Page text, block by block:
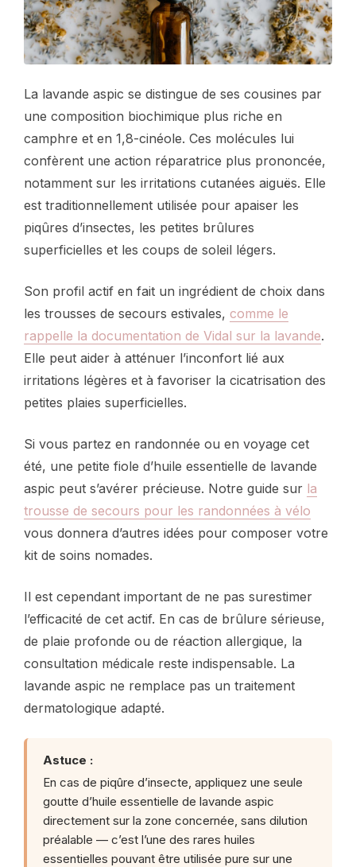
La lavande aspic se distingue de ses cousines par
une composition biochimique plus riche en
camphre et en 1,8-cinéole. Ces molécules lui
confèrent une action réparatrice plus prononcée,
notamment sur les irritations cutanées aiguës. Elle
est traditionnellement utilisée pour apaiser les
piqûres d’insectes, les petites brûlures
superficielles et les coups de soleil légers.
Son profil actif en fait un ingrédient de choix dans
les trousses de secours estivales, comme le
rappelle la documentation de Vidal sur la lavande.
Elle peut aider à atténuer l’inconfort lié aux
irritations légères et à favoriser la cicatrisation des
petites plaies superficielles.
Si vous partez en randonnée ou en voyage cet
été, une petite fiole d’huile essentielle de lavande
aspic peut s’avérer précieuse. Notre guide sur la
trousse de secours pour les randonnées à vélo
vous donnera d’autres idées pour composer votre
kit de soins nomades.
Il est cependant important de ne pas surestimer
l’efficacité de cet actif. En cas de brûlure sérieuse,
de plaie profonde ou de réaction allergique, la
consultation médicale reste indispensable. La
lavande aspic ne remplace pas un traitement
dermatologique adapté.
Astuce :
En cas de piqûre d’insecte, appliquez une seule
goutte d’huile essentielle de lavande aspic
directement sur la zone concernée, sans dilution
préalable — c’est l’une des rares huiles
essentielles pouvant être utilisée pure sur une